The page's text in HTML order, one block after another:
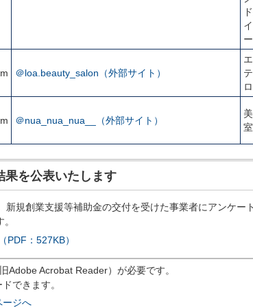
ー
＠loa.beauty_salon（外部サイト）
＠nua_nua_nua__（外部サイト）
室
果を公表いたします
規創業支援等補助金の交付を受けた事業者にアンケー
PDF：527KB）
Adobe Acrobat Reader）が必要です。
できます。
ージへ